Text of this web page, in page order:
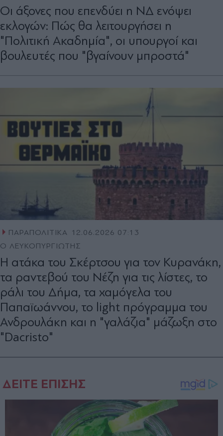
Οι άξονες που επενδύει η ΝΔ ενόψει
εκλογών: Πώς θα λειτουργήσει η
"Πολιτική Ακαδημία", οι υπουργοί και
βουλευτές που "βγαίνουν μπροστά"
ΠΑΡΑΠΟΛΙΤΙΚΑ 12.06.2026 07:13
Ο ΛΕΥΚΟΠΥΡΓΙΩΤΗΣ
Η ατάκα του Σκέρτσου για τον Κυρανάκη,
τα ραντεβού του Νέζη για τις λίστες, το
ράλι του Δήμα, τα χαμόγελα του
Παπαϊωάννου, το light πρόγραμμα του
Ανδρουλάκη και η "γαλάζια" μάζωξη στο
"Dacristo"